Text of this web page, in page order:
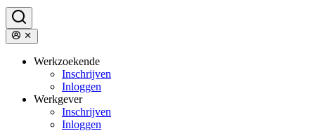
Werkzoekende
Inschrijven
Inloggen
Werkgever
Inschrijven
Inloggen